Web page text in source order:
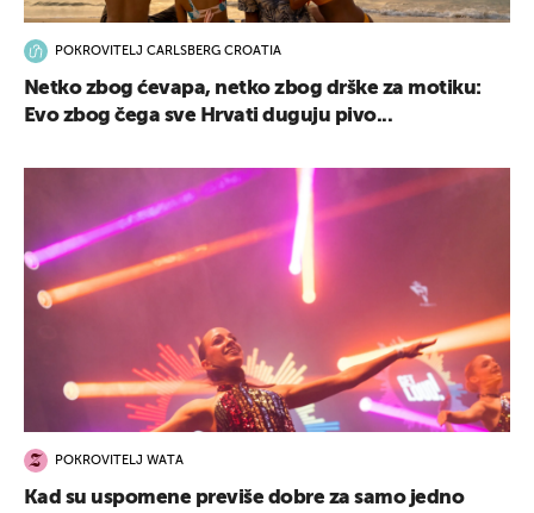
POKROVITELJ CARLSBERG CROATIA
Netko zbog ćevapa, netko zbog drške za motiku:
Evo zbog čega sve Hrvati duguju pivo...
POKROVITELJ WATA
Kad su uspomene previše dobre za samo jedno